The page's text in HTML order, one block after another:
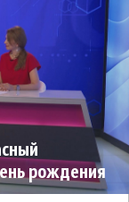
рождения